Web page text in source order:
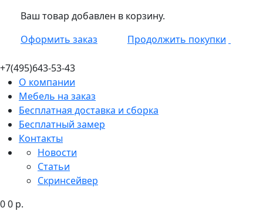
Ваш товар добавлен в корзину.
Оформить заказ
Продолжить покупки
+7(495)643-53-43
О компании
Мебель на заказ
Бесплатная доставка и сборка
Бесплатный замер
Контакты
Новости
Статьи
Скринсейвер
00 р.